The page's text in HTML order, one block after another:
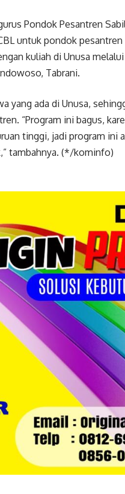
Pondok Pesantren
untuk pondok
kuliah di Unusa
Tabrani.
yang ada di Unusa,
“Program ini bagus,
tinggi, jadi program ini
tambahnya. (*/kominfo)